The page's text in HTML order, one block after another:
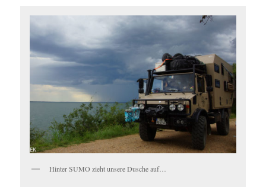
Hinter SUMO zieht unsere Dusche auf…